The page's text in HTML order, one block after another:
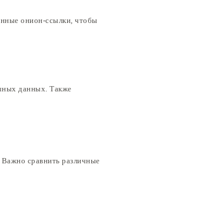
онион-ссылки, чтобы
данных. Также
Важно сравнить различные